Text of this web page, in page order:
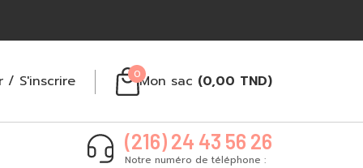
/ S'inscrire 0Mon sac (0,00 TND)
(216) 24 43 56 26
Notre numéro de téléphone :